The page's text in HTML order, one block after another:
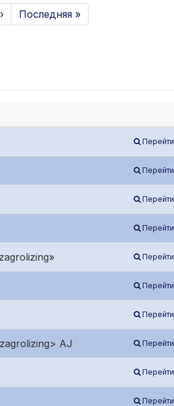
Последняя »
Перейти
Перейти
Перейти
Перейти
Перейти
Перейти
Перейти
AJ Перейти
Перейти
Перейти